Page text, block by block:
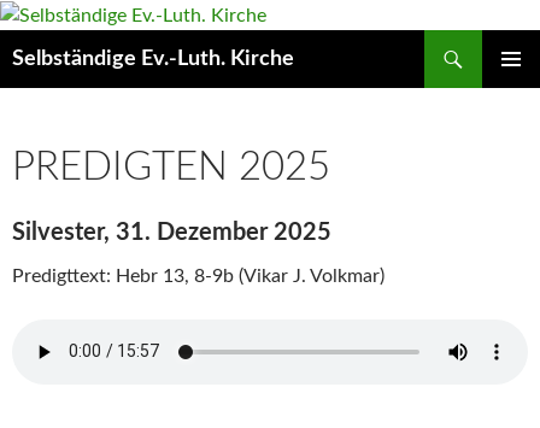
Skip
content
Selbständige Ev.-Luth. Kirche
PREDIGTEN 2025
Silvester, 31. Dezember 2025
Predigttext: Hebr 13, 8-9b (Vikar J. Volkmar)